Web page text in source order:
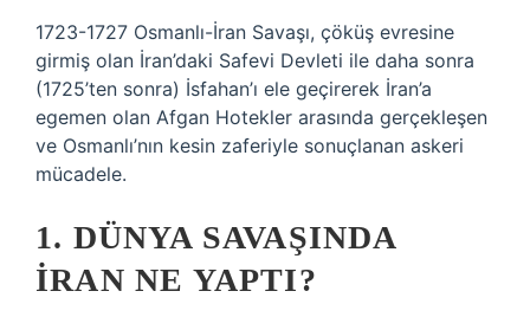
1723-1727 Osmanlı-İran Savaşı, çöküş evresine
girmiş olan İran’daki Safevi Devleti ile daha sonra
(1725’ten sonra) İsfahan’ı ele geçirerek İran’a
egemen olan Afgan Hotekler arasında gerçekleşen
ve Osmanlı’nın kesin zaferiyle sonuçlanan askeri
mücadele.
1. DÜNYA SAVAŞINDA
İRAN NE YAPTI?